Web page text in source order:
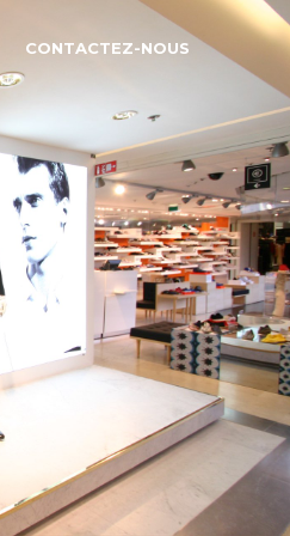
CONTACTEZ-NOUS